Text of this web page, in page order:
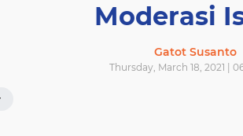
Moderasi
Gatot Susanto
Thursday, March 18, 2021 |